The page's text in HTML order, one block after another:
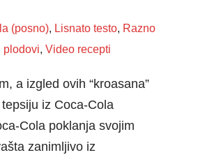
(posno), Lisnato testo, Razno
plodovi, Video recepti
a izgled ovih “kroasana”
iz Coca-Cola
Cola poklanja svojim
zanimljivo iz